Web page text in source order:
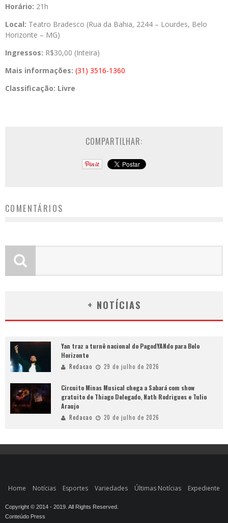
Horário: 21h
Local: Teatro Bradesco (Rua da Bahia, 2244 – Lourdes, Belo
Horizonte – MG)
Ingressos: R$30,00 (Inteira)
Mais informações: (31) 3516-1360
Classificação: Livre
COMPARTILHAR:
COMENTÁRIOS
+ NOTÍCIAS
Yan traz a turnê nacional do PagodYANdo para Belo
Horizonte
Redacao 29 de julho de 2026
Circuito Minas Musical chega a Sabará com show
gratuito de Thiago Delegado, Nath Rodrigues e Tulio
Araujo
Redacao 20 de julho de 2026
Home Notícias Esportes Variedades Últimas Notícias Expediente
Copyright © 2014 - 2019. All Rights Reserved.
Conteúdo Press